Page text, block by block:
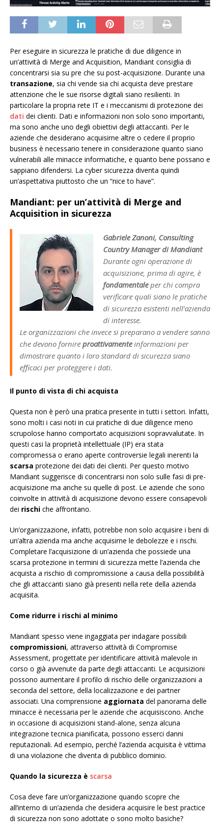
Per eseguire in sicurezza le pratiche di due diligence in
un’attività di Merge and Acquisition, Mandiant consiglia di
concentrarsi sia su pre che su post-acquisizione. Durante una
transazione, sia chi vende sia chi acquista deve prestare
attenzione che le sue risorse digitali siano resilienti. In
particolare la propria rete IT e i meccanismi di protezione dei
dati dei clienti. Dati e informazioni non solo sono importanti,
ma sono anche uno degli obiettivi degli attaccanti. Per le
aziende che desiderano acquisirne altre o cedere il proprio
business è necessario tenere in considerazione quanto siano
vulnerabili alle minacce informatiche, e quanto bene possano e
sappiano difendersi. La cyber sicurezza diventa quindi
un’aspettativa piuttosto che un “nice to have”.
Mandiant: per un’attività di Merge and
Acquisition in sicurezza
Gabriele Zanoni, Consulting
Country Manager di Mandiant
Durante ogni operazione di
acquisizione, prima di agire, è
fondamentaleper chi compra
verificare quali siano le pratiche
di sicurezza esistenti nell’azienda
di interesse.
Le organizzazioni che invece si preparano a vendere sanno
che devono fornire proattivamenteinformazioni per
dimostrare quanto i loro standard di sicurezza siano
efficaci per proteggere i dati.
Il punto di vista di chi acquista
Questa non è però una pratica presente in tutti i settori. Infatti,
sono molti i casi noti in cui pratiche di due diligence meno
scrupolose hanno comportato acquisizioni sopravvalutate. In
questi casi la proprietà intellettuale (IP) era stata
compromessa o erano aperte controversie legali inerenti la
scarsa protezione dei dati dei clienti. Per questo motivo
Mandiant suggerisce di concentrarsi non solo sulle fasi di pre-
acquisizione ma anche su quelle di post. Le aziende che sono
coinvolte in attività di acquisizione devono essere consapevoli
dei rischi che affrontano.
Un’organizzazione, infatti, potrebbe non solo acquisire i beni di
un’altra azienda ma anche acquisirne le debolezze e i rischi.
Completare l’acquisizione di un’azienda che possiede una
scarsa protezione in termini di sicurezza mette l’azienda che
acquista a rischio di compromissione a causa della possibilità
che gli attaccanti siano già presenti nella rete della azienda
acquisita.
Come ridurre i rischi al minimo
Mandiant spesso viene ingaggiata per indagare possibili
compromissioni, attraverso attività di Compromise
Assessment, progettate per identificare attività malevole in
corso o già avvenute da parte degli attaccanti. Le acquisizioni
possono aumentare il profilo di rischio delle organizzazioni a
seconda del settore, della localizzazione e dei partner
associati. Una comprensione aggiornata del panorama delle
minacce è necessaria per le aziende che acquisiscono. Anche
in occasione di acquisizioni stand-alone, senza alcuna
integrazione tecnica pianificata, possono esserci danni
reputazionali. Ad esempio, perché l’azienda acquisita è vittima
di una violazione che diventa di pubblico dominio.
Quando la sicurezza è scarsa
Cosa deve fare un’organizzazione quando scopre che
all’interno di un’azienda che desidera acquisire le best practice
di sicurezza non sono adottate o sono molto basiche?